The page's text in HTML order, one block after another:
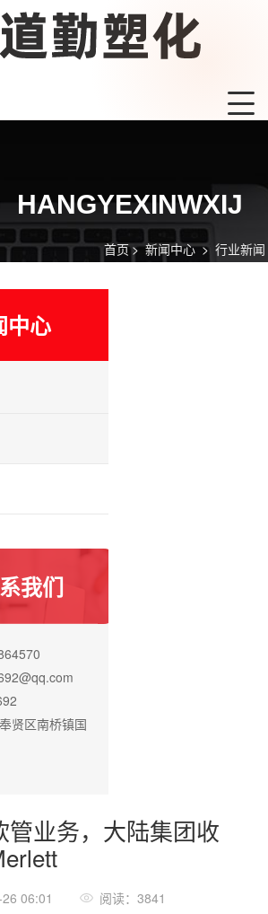
HANGYEXINWXIJ
首页 >新闻中心> 行业新闻
中心
我们
贤区南桥镇国
管业务，大陆集团收
06:01
阅读：3841